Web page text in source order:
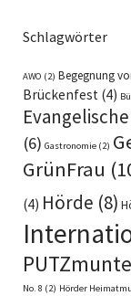
Schlagwörter
AWO (2) Begegnung
Brückenfest (4)
(6) Gastronomie (2)
GrünFrau
(4) Hörde (8)
No. 8 (2) Hörder